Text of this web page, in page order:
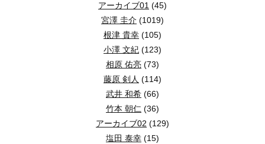
アーカイブ01 (45)
宮澤 圭介 (1019)
根津 貴幸 (105)
小澤 文紀 (123)
相原 佑亮 (73)
藤原 剣人 (114)
武井 和希 (66)
竹本 朝仁 (36)
アーカイブ02 (129)
塩田 泰幸 (15)